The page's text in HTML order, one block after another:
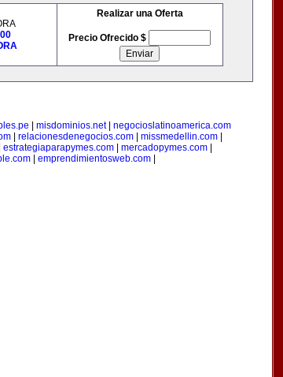
Realizar una Oferta
Precio Ofrecido $
misdominios.net| negocioslatinoamerica.com
relacionesdenegocios.com missmedellin.com
estrategiaparapymes.com| mercadopymes.com|
| emprendimientosweb.com|